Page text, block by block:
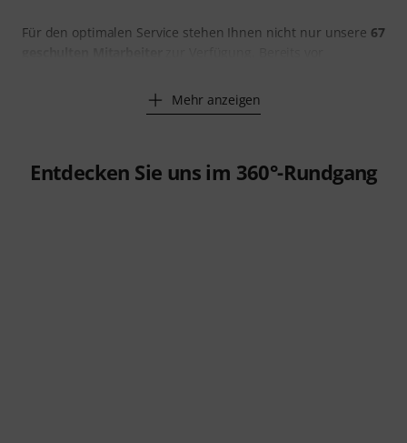
Für den optimalen Service stehen Ihnen nicht nur unsere 67
Mehr anzeigen
Entdecken Sie uns im 360°-Rundgang